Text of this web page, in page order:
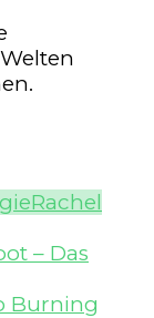
Rachel
– Das
Burning